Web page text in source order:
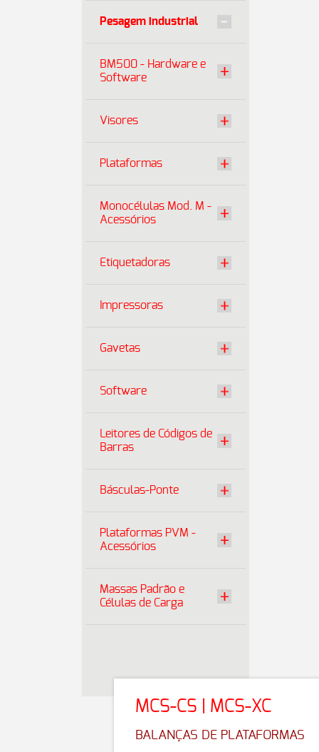
Pesagem industrial
BM500 - Hardware e
Software
Visores
Plataformas
Monocélulas Mod. M -
Acessórios
Etiquetadoras
Impressoras
Gavetas
Software
Leitores de Códigos de
Barras
Básculas-Ponte
Plataformas PVM -
Acessórios
Massas Padrão e
Células de Carga
MCS-CS | MCS-XC
BALANÇAS DE PLATAFORMAS